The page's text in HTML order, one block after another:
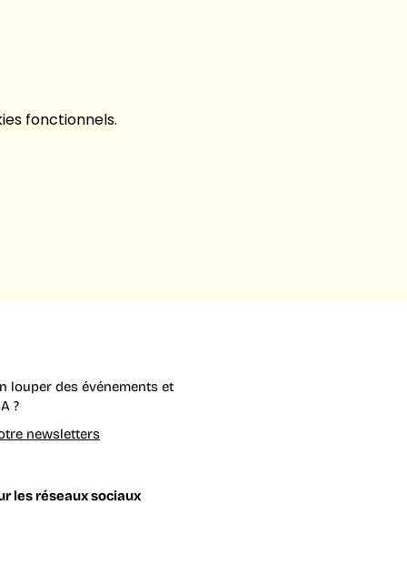
fonctionnels.
louper des événements et
?
newsletters
les réseaux sociaux